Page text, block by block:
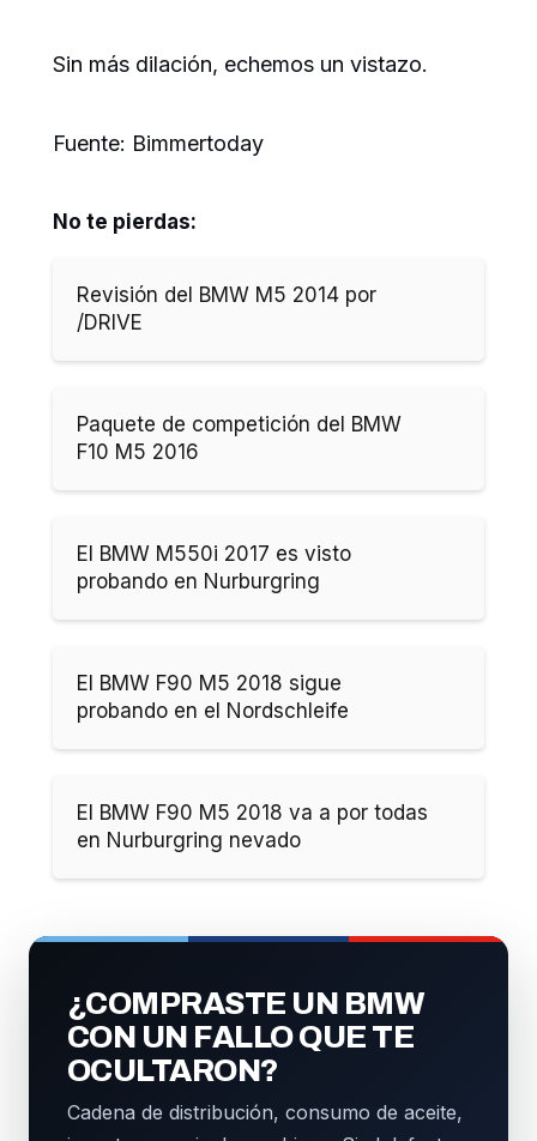
Sin más dilación, echemos un vistazo.
Fuente: Bimmertoday
No te pierdas:
Revisión del BMW M5 2014 por
/DRIVE
Paquete de competición del BMW
F10 M5 2016
El BMW M550i 2017 es visto
probando en Nurburgring
El BMW F90 M5 2018 sigue
probando en el Nordschleife
El BMW F90 M5 2018 va a por todas
en Nurburgring nevado
¿COMPRASTE UN BMW
CON UN FALLO QUE TE
OCULTARON?
Cadena de distribución, consumo de aceite,